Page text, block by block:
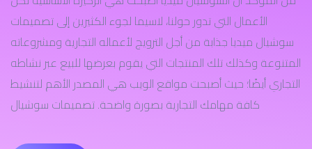
الأعمال التي تدور حولنا، لاسيما لجوء الكثيرين إلى تصميمات
سوشيال ميديا جذابة من أجل الترويج لأعماله التجارية ومشروعاته
المتنوعة وكذلك تلك المنتجات التي يقوم بعرضها للبيع عبر نشاطه
التجاري أيضًا؛ حيث أصبحت مواقع الويب هي المصدر الأهم لتنشيط
كافة مهامك التجارية بصورة واضحة. تصميمات سوشيال